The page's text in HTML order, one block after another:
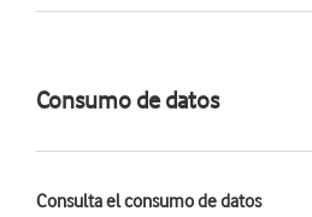
Consumo de datos
Consulta el consumo de datos